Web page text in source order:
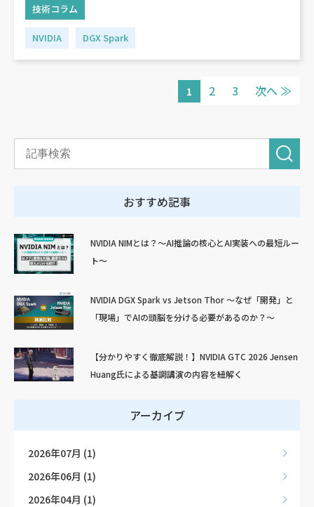
技術コラム
NVIDIA DGX Spark
1 2 3 次へ ≫
おすすめ記事
NVIDIA NIMとは？～AI推論の核心とAI実装への最短ルー
ト～
NVIDIA DGX Spark vs Jetson Thor ～なぜ「開発」と
「現場」でAIの頭脳を分ける必要があるのか？～
【分かりやすく徹底解説！】NVIDIA GTC 2026 Jensen
Huang氏による基調講演の内容を紐解く
アーカイブ
2026年07月 (1)
2026年06月 (1)
2026年04月 (1)